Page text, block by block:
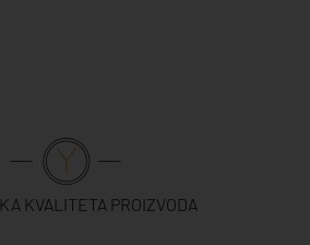
KVALITETA PROIZVODA